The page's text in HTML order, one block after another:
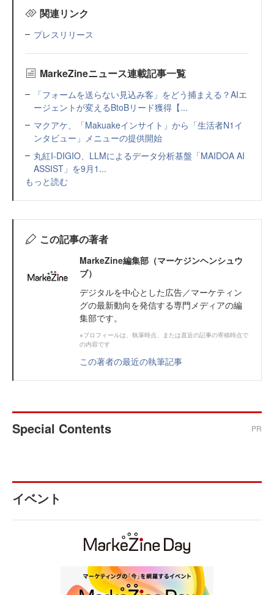
関連リンク
プレスリリース
MarkeZineニュース連載記事一覧
「フォームを送らない見込み客」をどう捕まえる？AIエ
ージェントが変えるBtoBリード獲得【...
マクアケ、「Makuakeインサイト」から「生活者N1イ
ンタビュー」メニューの提供開始
丸紅I-DIGIO、LLMによるデータ分析基盤「MAIDOA AI
ASSIST」を9月1...
もっと読む
この記事の著者
MarkeZine編集部（マーケジンヘンシュウ
ブ）
デジタルを中心とした広告／マーケティン
グの最新動向を発信する専門メディアの編
集部です。
※プロフィールは、執筆時点、または直近の記事の寄稿時点で
の内容です
この著者の最近の執筆記事
Special Contents PR
イベント